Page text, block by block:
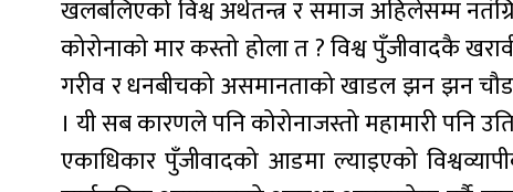
खलबलिएको विश्व अर्थतन्त्र र समाज अहिलेसम्म
कोरोनाको मार कस्तो होला त ? विश्व पुँजीवादकै
गरीव र धनबीचको असमानताको खाडल झन झन
। यी सब कारणले पनि कोरोनाजस्तो महामारी पनि
एकाधिकार पुँजीवादको आडमा ल्याइएको